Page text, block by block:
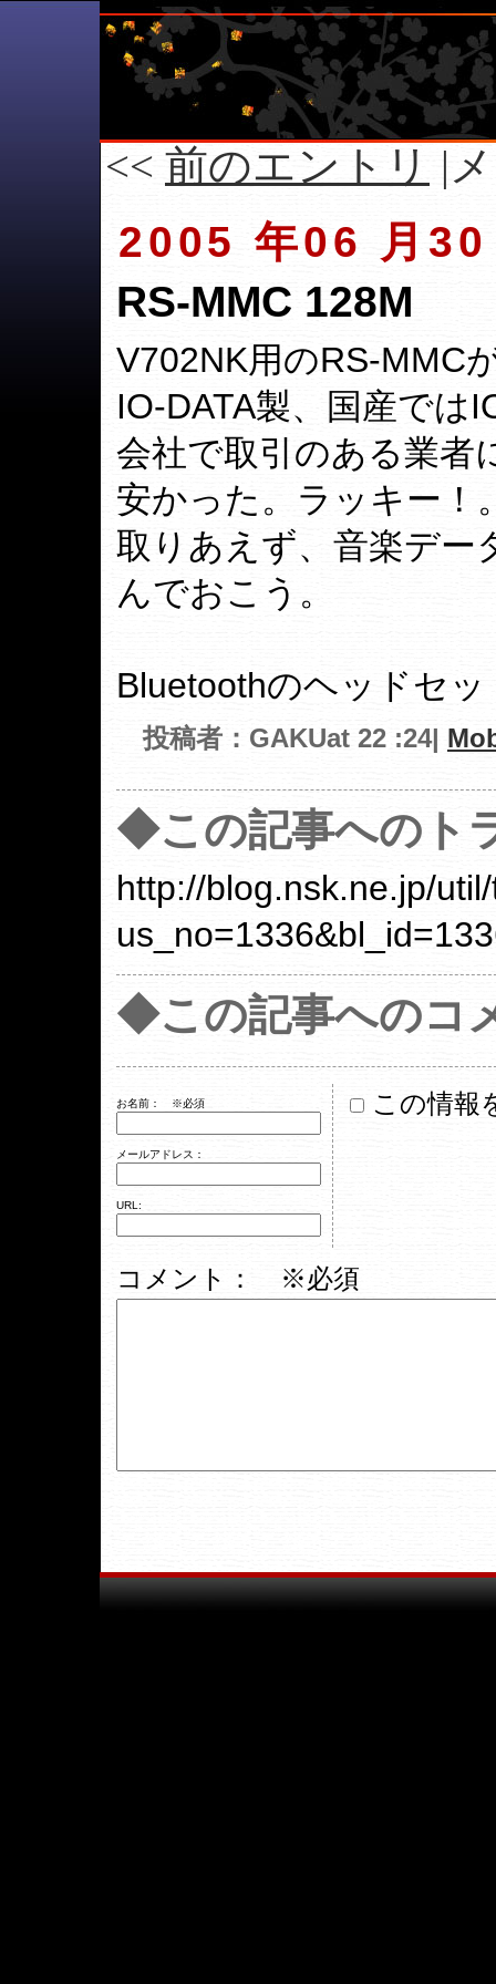
<< 前のエントリ |
2005 年06 月
RS-MMC 128M
V702NK用のRS-MMC
IO-DATA製、国産では
会社で取引のある業者
安かった。ラッキー！
取りあえず、音楽デー
んでおこう。
Bluetoothのヘッドセ
投稿者：GAKUat 22 :24|
◆この記事へのト
http://blog.nsk.ne.jp/
◆この記事へのコ
お名前： ※必須
メールアドレス：
URL:
この情報
コメント： ※必須